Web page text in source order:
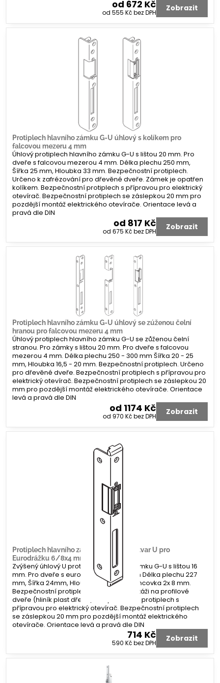
od 672 Kč
od 555 Kčbez DPH Zobrazit
Protiplech hlavního zámku G-U úhlový s kolíkem pro
falcovou mezeru 4 mm
Úhlový protiplech hlavního zámku G-U s lištou 20 mm. Pro
dveře s falcovou mezerou 4 mm. Délka plechu 250 mm,
Šířka 25 mm, Hloubka 33 mm. Bezpečnostní protiplech.
Určeno k zafrézování pro dřevěné dveře. Zámek je opatřen
kolíkem. Bezpečnostní protiplech s přípravou pro elektrický
otevírač. Bezpečnostní protiplech se záslepkou 20 mm pro
pozdější montáž elektrického otevírače. Orientace levá a
pravá dle DIN
od 817 Kč
od 675 Kčbez DPH Zobrazit
Protiplech hlavního zámku G-U úhlový se zúženou čelní
hranou pro falcovou mezeru 4 mm
Úhlový protiplech hlavního zámku G-U se zůženou čelní
stranou. Pro zámky s lištou 20 mm. Pro dveře s falcovou
mezerou 4 mm. Délka plechu 250 - 300 mm Šířka 20 - 25
mm, Hloubka 16,5 - 20 mm. Bezpečnostní protiplech. Určeno
pro dřevěné dveře. Bezpečnostní protiplech s přípravou pro
elektrický otevírač. Bezpečnostní protiplech se záslepkou 20
mm pro pozdější montáž elektrického otevírače. Orientace
levá a pravá dle DIN
od 1174 Kč
od 970 Kčbez DPH Zobrazit
Protiplech hlavního zámku G-U úhlový tvar U pro
Eurodrážku 6/8x4 mm
Zvýšený úhlový U protiplech hlavního zámku G-U s lištou 16
mm. Pro dveře s eurodrážkou 6/8x4 mm Délka plechu 227
mm, Šířka 24mm, Hloubka 6/33 mm. Koncovka 2x 8 mm.
Bezpečnostní protiplech. Určeno k montáži na profilové
dveře (hliník plast dřevo). Bezpečnostní protiplech s
přípravou pro elektrický otevírač. Bezpečnostní protiplech
se záslepkou 20 mm pro pozdější montáž elektrického
otevírače. Orientace levá a pravá dle DIN
714 Kč
590 Kčbez DPH Zobrazit